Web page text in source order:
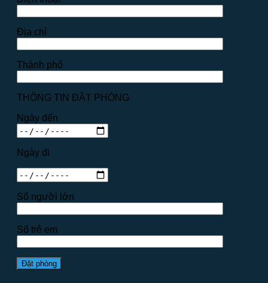
Địa chỉ
Thành phố
THÔNG TIN ĐẶT PHÒNG
Ngày đến
Ngày đi
Số người lớn
Số trẻ em